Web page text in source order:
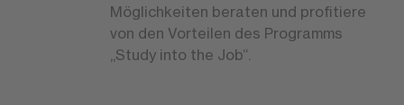
Möglichkeiten beraten und profitiere
von den Vorteilen des Programms
„Study into the Job“.